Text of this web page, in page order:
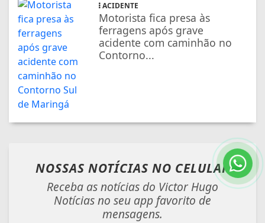
ACIDENTE
Motorista fica presa às
ferragens após grave
acidente com caminhão no
Contorno...
NOSSAS NOTÍCIAS NO CELULAR
Receba as notícias do Victor Hugo
Notícias no seu app favorito de
mensagens.